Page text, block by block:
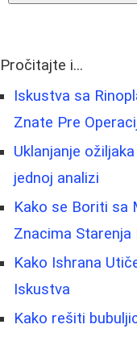
Pročitajte i...
Iskustva sa
Znate Pre
Uklanjanje
jednoj analizi
Kako se Boriti sa
Znacima Starenja
Kako Ishrana
Iskustva
Kako rešiti